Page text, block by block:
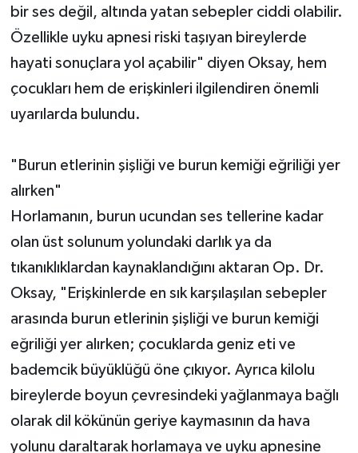
bir ses değil, altında yatan sebepler ciddi olabilir.
Özellikle uyku apnesi riski taşıyan bireylerde
hayati sonuçlara yol açabilir" diyen Oksay, hem
çocukları hem de erişkinleri ilgilendiren önemli
uyarılarda bulundu.
"Burun etlerinin şişliği ve burun kemiği eğriliği yer
alırken"
Horlamanın, burun ucundan ses tellerine kadar
olan üst solunum yolundaki darlık ya da
tıkanıklıklardan kaynaklandığını aktaran Op. Dr.
Oksay, "Erişkinlerde en sık karşılaşılan sebepler
arasında burun etlerinin şişliği ve burun kemiği
eğriliği yer alırken; çocuklarda geniz eti ve
bademcik büyüklüğü öne çıkıyor. Ayrıca kilolu
bireylerde boyun çevresindeki yağlanmaya bağlı
olarak dil kökünün geriye kaymasının da hava
yolunu daraltarak horlamaya ve uyku apnesine